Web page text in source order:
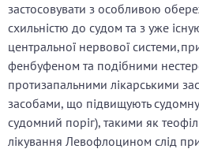
застосовувати з особливою
схильністю до судом та з уже
центральної нервової
фенбуфеном та подібними
протизапальними лікарськими
засобами, що підвищують судомну
судомний поріг), такими як
лікування Левофлоцином слід